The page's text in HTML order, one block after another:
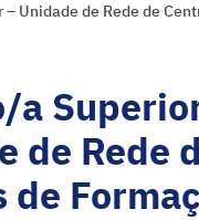
Unidade de Rede de
a
de Rede
de